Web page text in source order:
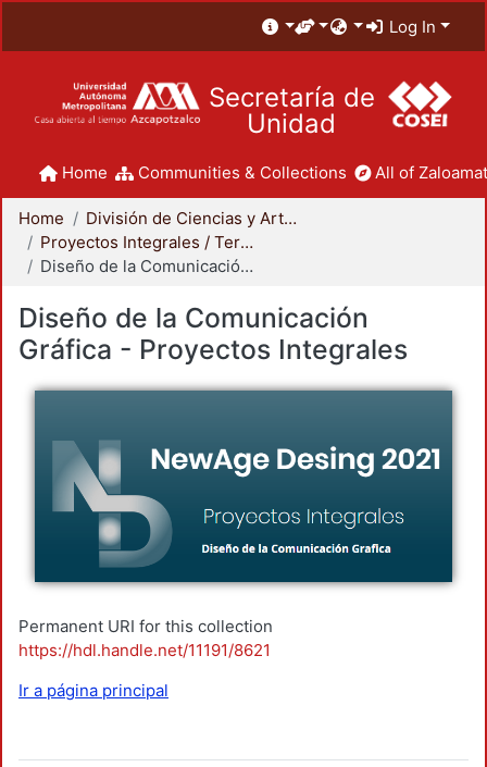
Log In
Secretaría de
Unidad
Home Communities & Collections All of
Home
División de Ciencias y Artes para el Diseño
Proyectos Integrales / Terminales - Licenciatura
Diseño de la Comunicación Gráfica - Proyectos Integrales
Diseño de la Comunicación
Gráfica - Proyectos Integrales
Permanent URI for this collection
https://hdl.handle.net/11191/8621
Ir a página principal